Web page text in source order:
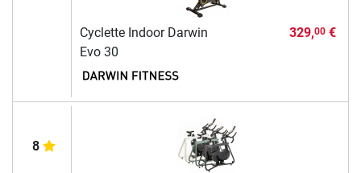
Cyclette Indoor Darwin
Evo 30
329,00€
8